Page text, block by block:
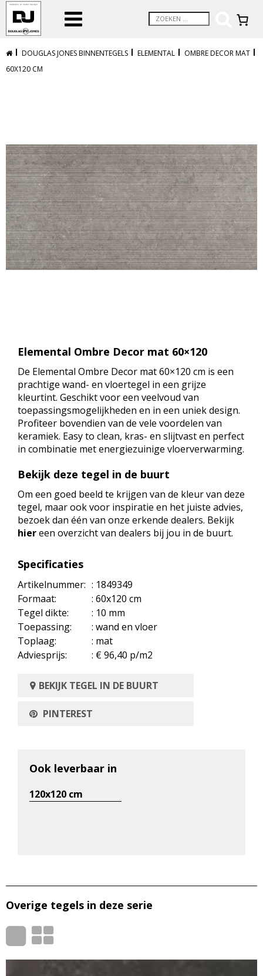
DOUGLAS JONES BINNENTEGELS ELEMENTAL
OMBRE DECOR MAT
60X120 CM
Elemental Ombre Decor mat 60×120
De Elemental Ombre Decor mat 60×120 cm is een
prachtige wand- en vloertegel in een grijze
kleurtint. Geschikt voor een veelvoud van
toepassingsmogelijkheden en in een uniek design.
Profiteer bovendien van de vele voordelen van
keramiek. Easy to clean, kras- en slijtvast en perfect
in combinatie met energiezuinige vloerverwarming.
Bekijk deze tegel in de buurt
Om een goed beeld te krijgen van de kleur van deze
tegel, maar ook voor inspiratie en het juiste advies,
bezoek dan één van onze erkende dealers. Bekijk
hiereen overzicht van dealers bij jou in de buurt.
Specificaties
Artikelnummer: : 1849349
Formaat:
: 60x120 cm
Tegel dikte:
: 10 mm
Toepassing:
: wand en vloer
Toplaag:
: mat
Adviesprijs:
: € 96,40 p/m2
BEKIJK TEGEL IN DE BUURT
PINTEREST
Ook leverbaar in
120x120 cm
Overige tegels in deze serie